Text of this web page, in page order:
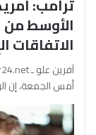
ترامب:
الأوسط من
الاتفاقات
أمس الجمعة، إن